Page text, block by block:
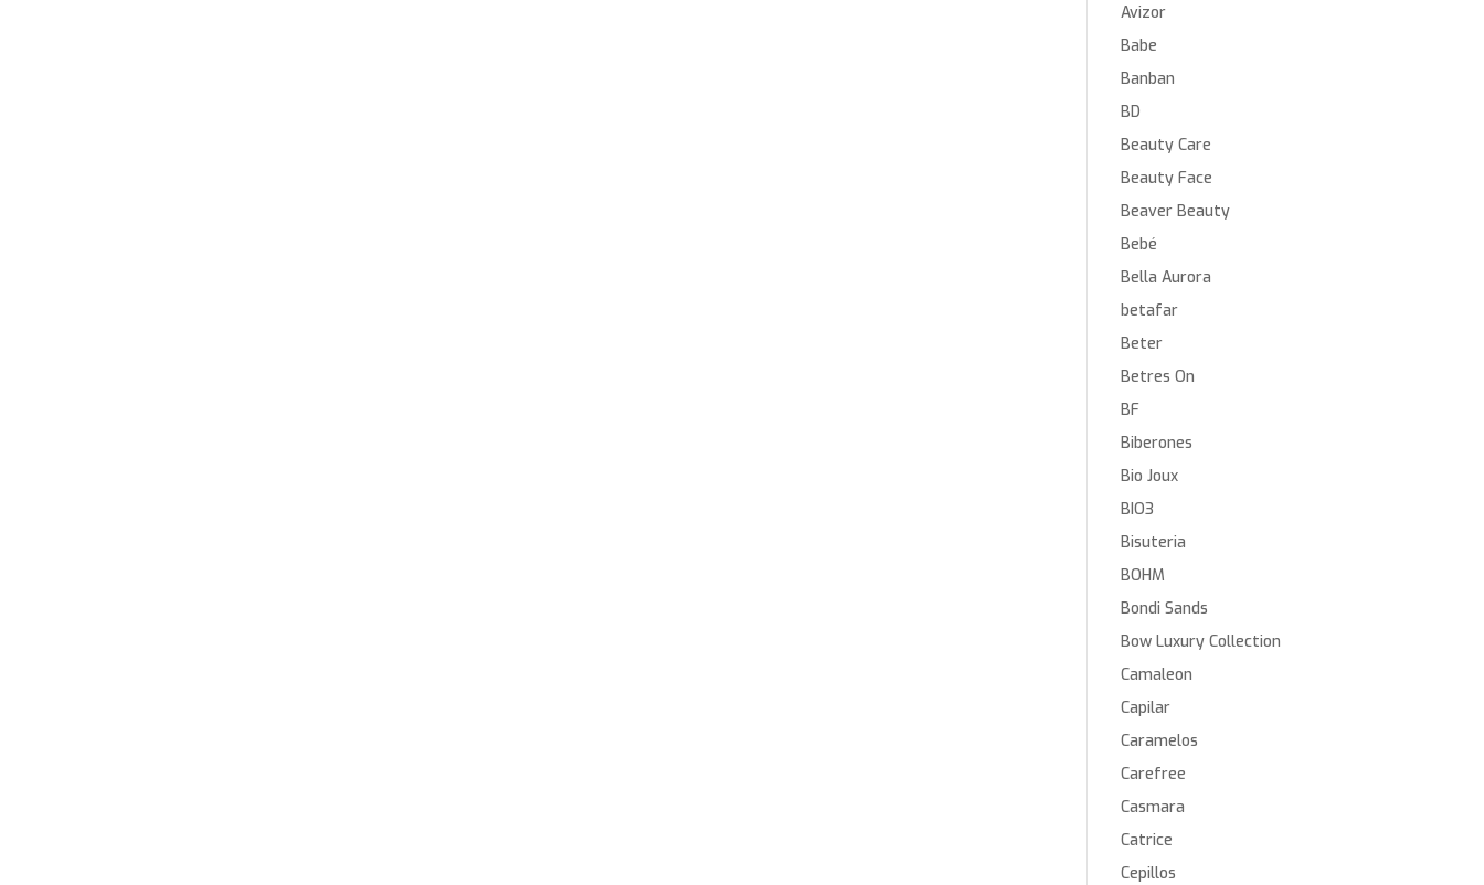
Avizor
Babe
Banban
BD
Beauty Care
Beauty Face
Beaver Beauty
Bebé
Bella Aurora
betafar
Beter
Betres On
BF
Biberones
Bio Joux
BIO3
Bisuteria
BOHM
Bondi Sands
Bow Luxury Collection
Camaleon
Capilar
Caramelos
Carefree
Casmara
Catrice
Cepillos